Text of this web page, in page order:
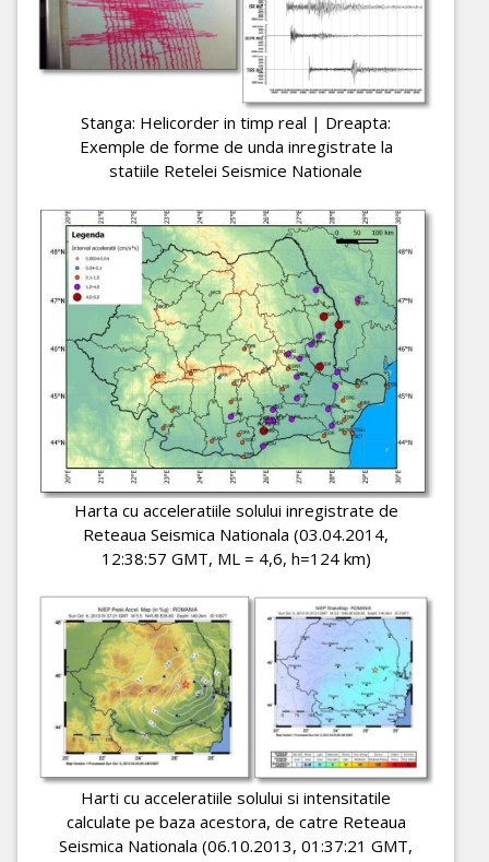
Stanga: Helicorder in timp real | Dreapta:
Exemple de forme de unda inregistrate la
statiile Retelei Seismice Nationale
Harta cu acceleratiile solului inregistrate de
Reteaua Seismica Nationala (03.04.2014,
12:38:57 GMT, ML = 4,6, h=124 km)
Harti cu acceleratiile solului si intensitatile
calculate pe baza acestora, de catre Reteaua
Seismica Nationala (06.10.2013, 01:37:21 GMT,